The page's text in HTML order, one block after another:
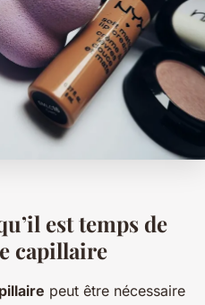
est temps de
capillaire
peut être nécessaire